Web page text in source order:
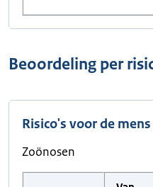
Beoordeling per
Risico's voor de mens
Zoönosen